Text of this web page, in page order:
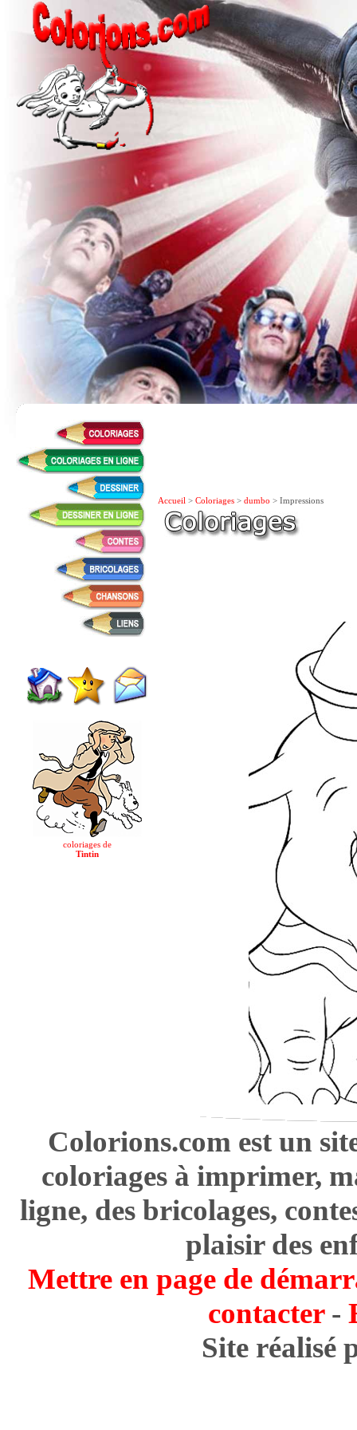
coloriages de
Tintin
Accueil > Coloriages > dumbo > Impressions
Colorions.com est un
coloriages à imprimer,
ligne, des bricolages,
plaisir des
Mettre en page de
contacter-
Site réalisé